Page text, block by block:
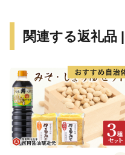
関連する返礼品